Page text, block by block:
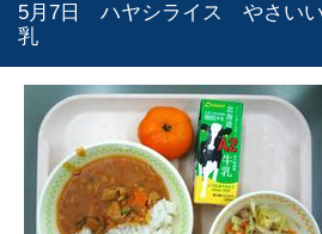
5月7日 ハヤシライス やさい
乳